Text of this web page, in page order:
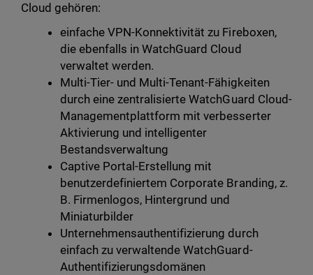
Cloud gehören:
einfache VPN-Konnektivität zu Fireboxen,
die ebenfalls in WatchGuard Cloud
verwaltet werden.
Multi-Tier- und Multi-Tenant-Fähigkeiten
durch eine zentralisierte WatchGuard Cloud-
Managementplattform mit verbesserter
Aktivierung und intelligenter
Bestandsverwaltung
Captive Portal-Erstellung mit
benutzerdefiniertem Corporate Branding, z.
B. Firmenlogos, Hintergrund und
Miniaturbilder
Unternehmensauthentifizierung durch
einfach zu verwaltende WatchGuard-
Authentifizierungsdomänen